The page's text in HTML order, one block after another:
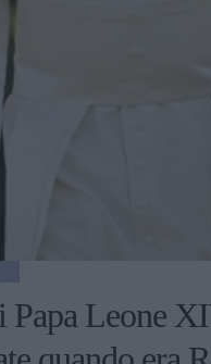
Papa Leone